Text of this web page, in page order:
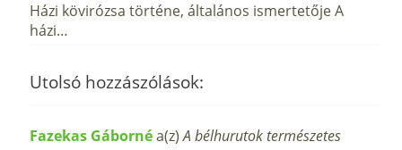
Házi kövirózsa történe, általános ismertetője A
házi…
Utolsó hozzászólások:
Fazekas Gábornéa(z)A bélhurutok természetes